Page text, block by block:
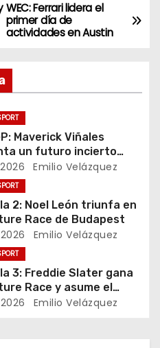
WEC: Ferrari lidera el
primer día de
actividades en Austin
Maverick Viñales
un futuro incierto
Emilio Velázquez
2: Noel León triunfa en
Race de Budapest
Emilio Velázquez
3: Freddie Slater gana
Race y asume el
del campeonato en
Emilio Velázquez